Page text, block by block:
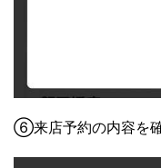
⑥来店予約の内容を